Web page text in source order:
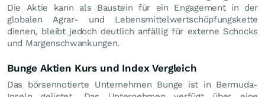
Die Aktie kann als Baustein für ein Engagement in der
globalen Agrar- und Lebensmittelwertschöpfungskette
dienen, bleibt jedoch deutlich anfällig für externe Schocks
und Margenschwankungen.
Bunge Aktien Kurs und Index Vergleich
Das börsennotierte Unternehmen Bunge ist in Bermuda-